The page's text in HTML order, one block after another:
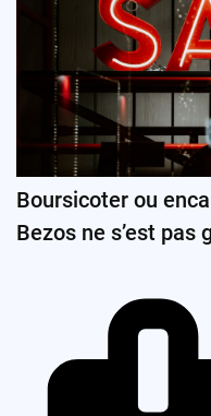
Boursicoter ou
Bezos ne s’est pas